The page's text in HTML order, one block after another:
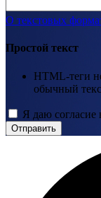
О текстовых
Простой текст
HTML-теги
обычный
Я даю согласие
Отправить